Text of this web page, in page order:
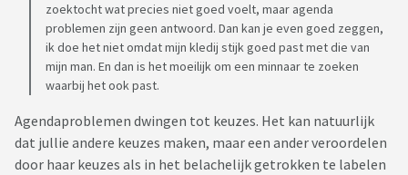
zoektocht wat precies niet goed voelt, maar agenda
problemen zijn geen antwoord. Dan kan je even goed zeggen,
ik doe het niet omdat mijn kledij stijk goed past met die van
mijn man. En dan is het moeilijk om een minnaar te zoeken
waarbij het ook past.
Agendaproblemen dwingen tot keuzes. Het kan natuurlijk
dat jullie andere keuzes maken, maar een ander veroordelen
door haar keuzes als in het belachelijk getrokken te labelen